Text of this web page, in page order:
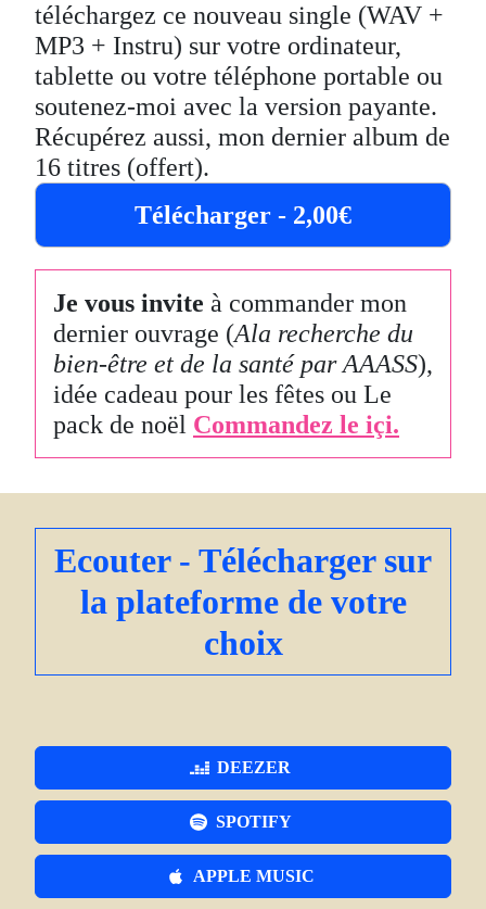
téléchargez ce nouveau single (WAV +
MP3 + Instru) sur votre ordinateur,
tablette ou votre téléphone portable ou
soutenez-moi avec la version payante.
Récupérez aussi, mon dernier album de
16 titres (offert).
Télécharger - 2,00€
Je vous invite à commander mon
dernier ouvrage (Ala recherche du
bien-être et de la santé par AAASS),
idée cadeau pour les fêtes ou Le
pack de noël Commandez le içi.
Ecouter - Télécharger sur
la plateforme de votre
choix
DEEZER
SPOTIFY
APPLE MUSIC